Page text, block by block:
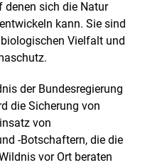
f
f
denen sich die Natur
kann. Sie sind
Vielfalt und
der Bundesregierung
die Sicherung von
von
-Botschaftern, die die
vor Ort beraten